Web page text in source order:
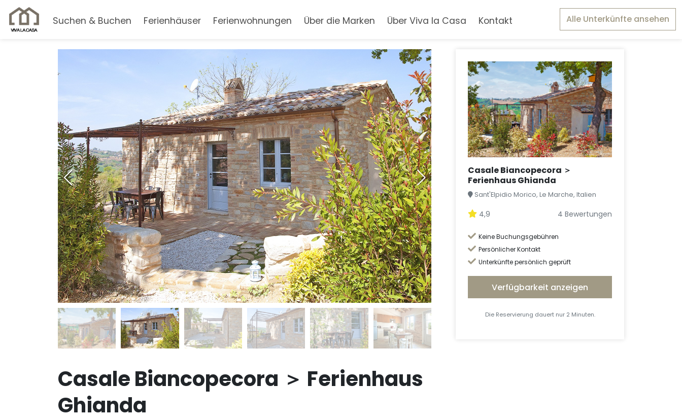
Suchen & Buchen Ferienhäuser Ferienwohnungen Über die Marken Über Viva la Casa Kontakt Alle Unterkünfte ansehen
Casale Biancopecora ＞ Ferienhaus
Ghianda
Casale Biancopecora ＞
Ferienhaus Ghianda
Sant'Elpidio Morico, Le Marche, Italien
4,9 4 Bewertungen
Keine Buchungsgebühren
Persönlicher Kontakt
Unterkünfte persönlich geprüft
Verfügbarkeit anzeigen
Die Reservierung dauert nur 2 Minuten.